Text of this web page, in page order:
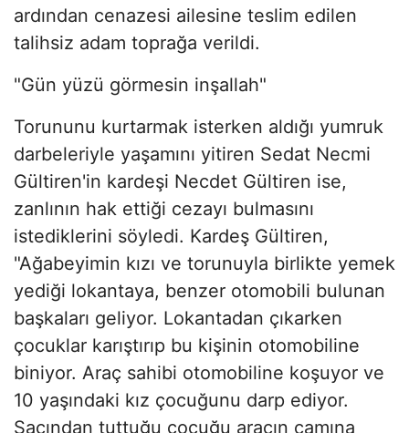
ardından cenazesi ailesine teslim edilen
talihsiz adam toprağa verildi.
"Gün yüzü görmesin inşallah"
Torununu kurtarmak isterken aldığı yumruk
darbeleriyle yaşamını yitiren Sedat Necmi
Gültiren'in kardeşi Necdet Gültiren ise,
zanlının hak ettiği cezayı bulmasını
istediklerini söyledi. Kardeş Gültiren,
"Ağabeyimin kızı ve torunuyla birlikte yemek
yediği lokantaya, benzer otomobili bulunan
başkaları geliyor. Lokantadan çıkarken
çocuklar karıştırıp bu kişinin otomobiline
biniyor. Araç sahibi otomobiline koşuyor ve
10 yaşındaki kız çocuğunu darp ediyor.
Saçından tuttuğu çocuğu aracın camına